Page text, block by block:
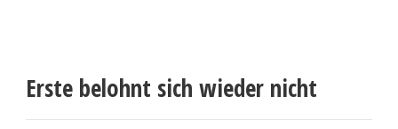
Erste belohnt sich wieder nicht